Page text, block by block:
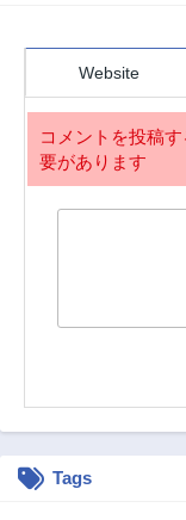
第6話
第5.1話
2年前
第4.2話
2年前
Website
コメントを投稿す
要があります
Tags